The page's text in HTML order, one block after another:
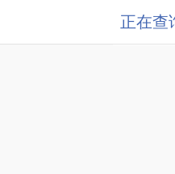
正在查